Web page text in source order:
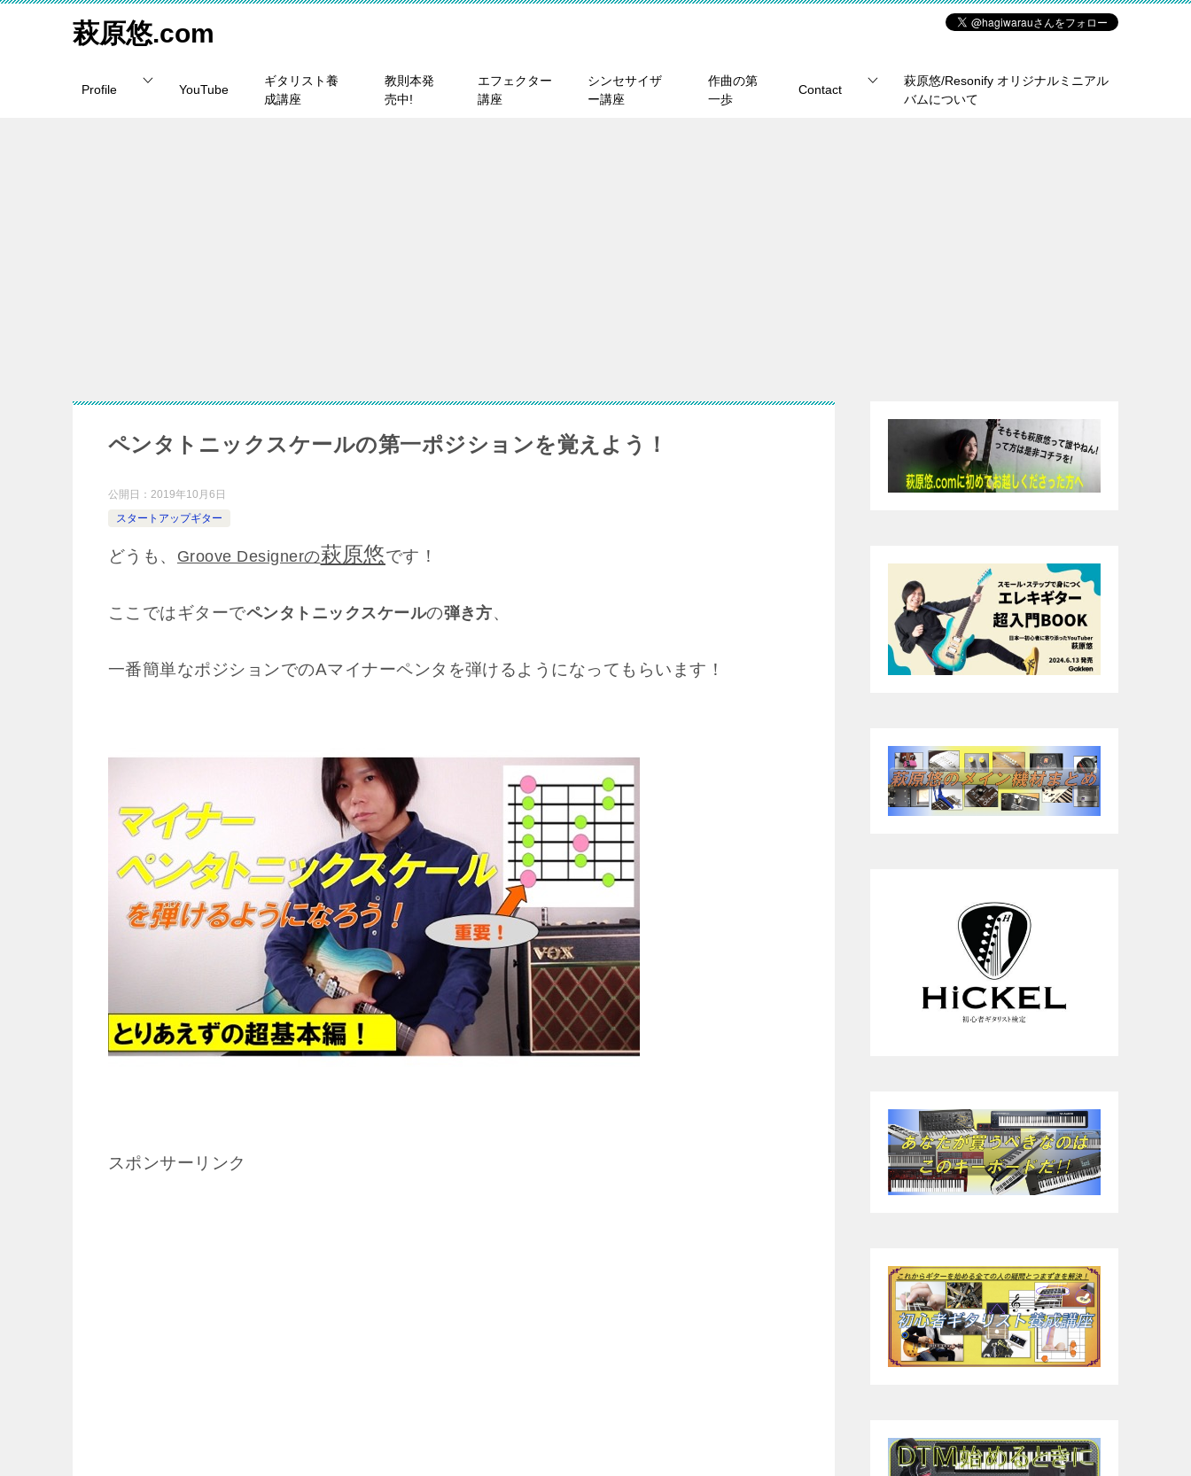
萩原悠.com
Profile YouTube
ギタリスト養
成講座
教則本発
売中!
エフェクター
講座
シンセサイザ
ー講座
作曲の第
一歩
Contact
萩原悠/Resonify オリジナルミニアル
バムについて
ペンタトニックスケールの第一ポジションを覚えよう！
公開日： 2019年10月6日
スタートアップギター
どうも、 Groove Designerの萩原悠です！
ここではギターでペンタトニックスケールの弾き方、
一番簡単なポジションでのAマイナーペンタを弾けるようになってもらいます！
スポンサーリンク